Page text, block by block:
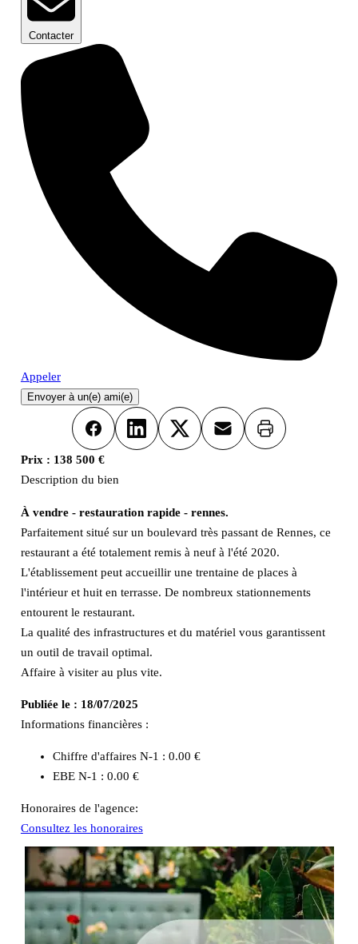
Contacter
Appeler
Envoyer à un(e) ami(e)
FacebookLinkedInX Email Imprimer
Prix : 138 500 €
Description du bien
À vendre - restauration rapide - rennes.
Parfaitement situé sur un boulevard très passant de Rennes, ce
restaurant a été totalement remis à neuf à l'été 2020.
L'établissement peut accueillir une trentaine de places à
l'intérieur et huit en terrasse. De nombreux stationnements
entourent le restaurant.
La qualité des infrastructures et du matériel vous garantissent
un outil de travail optimal.
Affaire à visiter au plus vite.
Publiée le : 18/07/2025
Informations financières :
Chiffre d'affaires N-1 : 0.00 €
EBE N-1 : 0.00 €
Honoraires de l'agence:
Consultez les honoraires